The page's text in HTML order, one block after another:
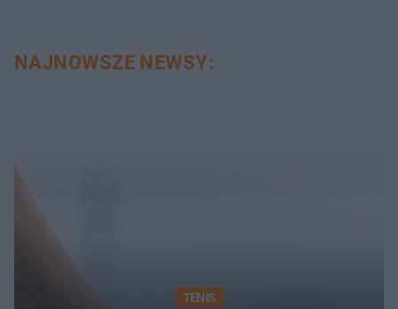
NAJNOWSZE NEWSY:
TENIS